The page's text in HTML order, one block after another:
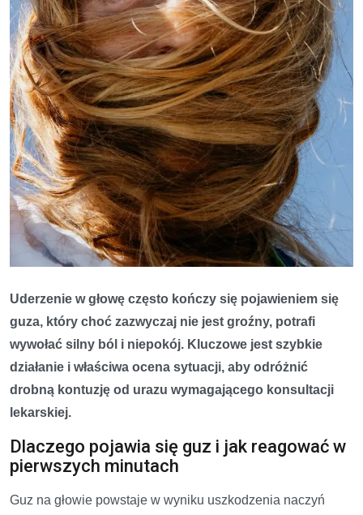
Uderzenie w głowę często kończy się pojawieniem się
guza, który choć zazwyczaj nie jest groźny, potrafi
wywołać silny ból i niepokój. Kluczowe jest szybkie
działanie i właściwa ocena sytuacji, aby odróżnić
drobną kontuzję od urazu wymagającego konsultacji
lekarskiej.
Dlaczego pojawia się guz i jak reagować w
pierwszych minutach
Guz na głowie powstaje w wyniku uszkodzenia naczyń